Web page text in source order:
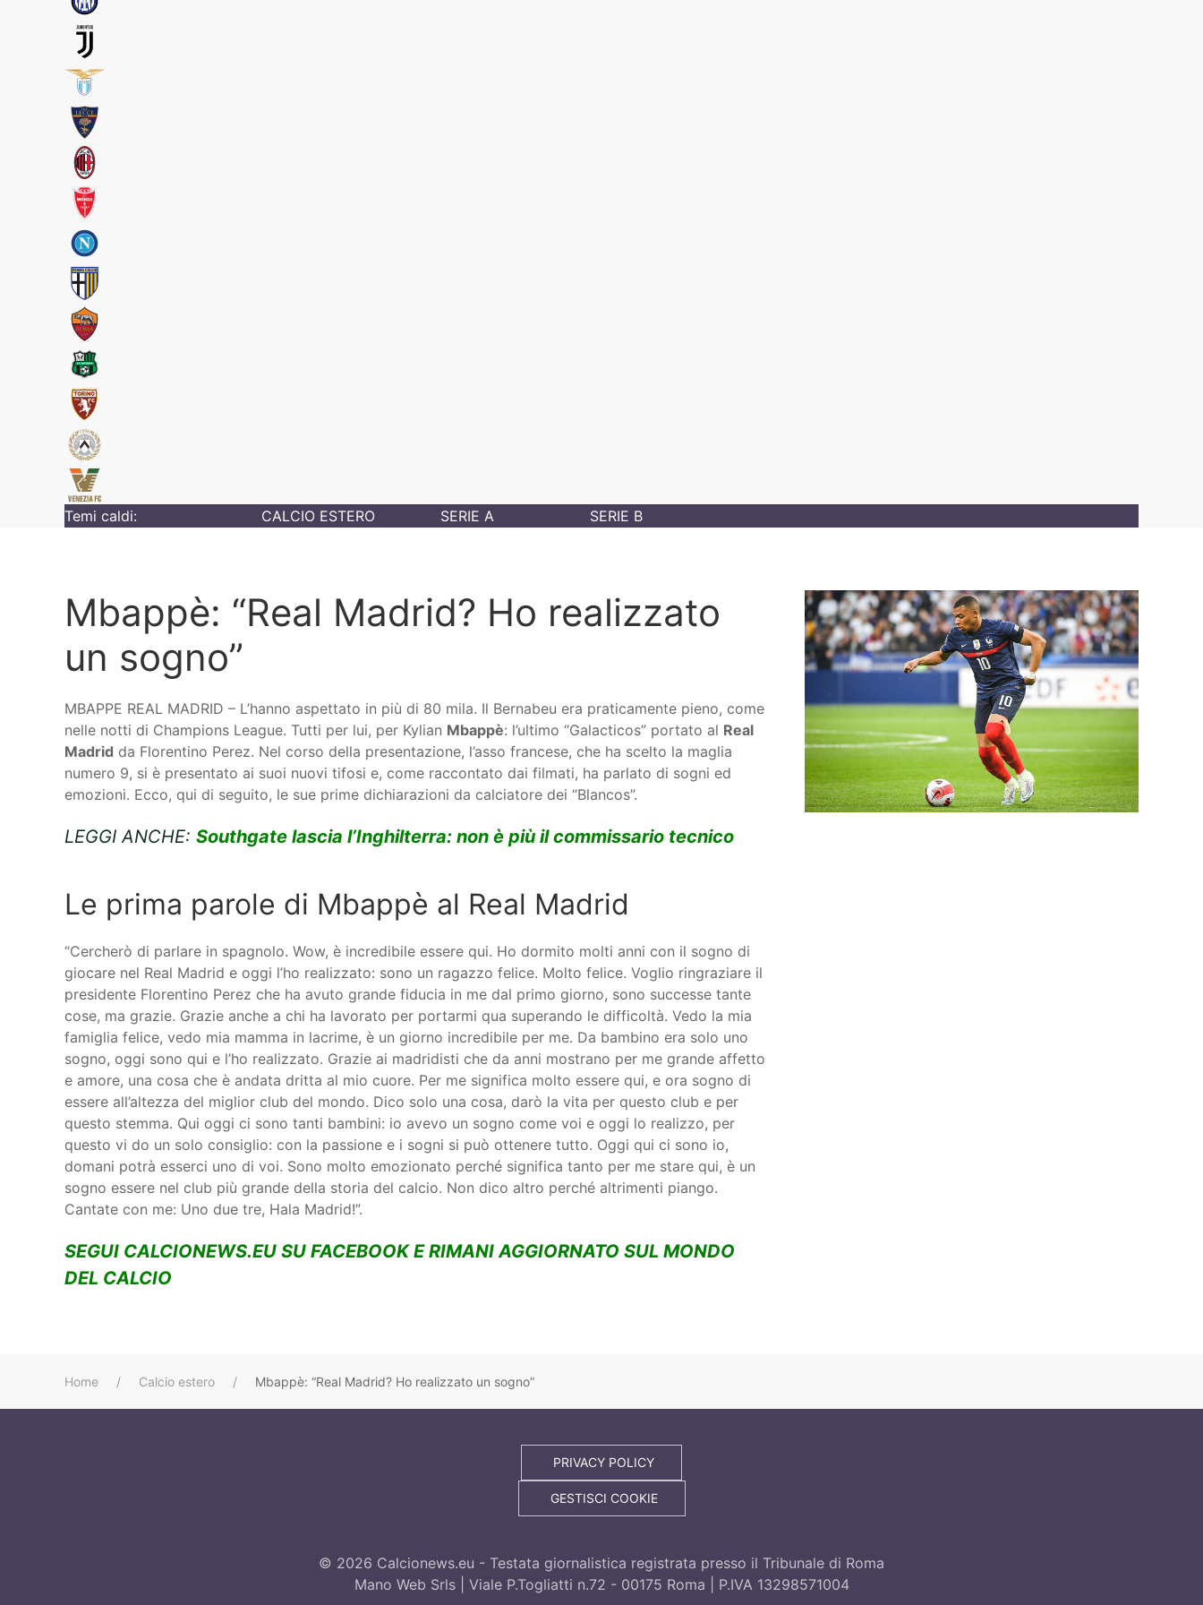
Temi caldi: CALCIO ESTERO SERIE A SERIE B
Mbappè: “Real Madrid? Ho realizzato
un sogno”
MBAPPE REAL MADRID – L’hanno aspettato in più di 80 mila. Il Bernabeu era praticamente pieno, come
nelle notti di Champions League. Tutti per lui, per Kylian Mbappè: l’ultimo “Galacticos” portato al Real
Madrid da Florentino Perez. Nel corso della presentazione, l’asso francese, che ha scelto la maglia
numero 9, si è presentato ai suoi nuovi tifosi e, come raccontato dai filmati, ha parlato di sogni ed
emozioni. Ecco, qui di seguito, le sue prime dichiarazioni da calciatore dei “Blancos”.
LEGGI ANCHE: Southgate lascia l’Inghilterra: non è più il commissario tecnico
Le prima parole di Mbappè al Real Madrid
“Cercherò di parlare in spagnolo. Wow, è incredibile essere qui. Ho dormito molti anni con il sogno di
giocare nel Real Madrid e oggi l’ho realizzato: sono un ragazzo felice. Molto felice. Voglio ringraziare il
presidente Florentino Perez che ha avuto grande fiducia in me dal primo giorno, sono successe tante
cose, ma grazie. Grazie anche a chi ha lavorato per portarmi qua superando le difficoltà. Vedo la mia
famiglia felice, vedo mia mamma in lacrime, è un giorno incredibile per me. Da bambino era solo uno
sogno, oggi sono qui e l’ho realizzato. Grazie ai madridisti che da anni mostrano per me grande affetto
e amore, una cosa che è andata dritta al mio cuore. Per me significa molto essere qui, e ora sogno di
essere all’altezza del miglior club del mondo. Dico solo una cosa, darò la vita per questo club e per
questo stemma. Qui oggi ci sono tanti bambini: io avevo un sogno come voi e oggi lo realizzo, per
questo vi do un solo consiglio: con la passione e i sogni si può ottenere tutto. Oggi qui ci sono io,
domani potrà esserci uno di voi. Sono molto emozionato perché significa tanto per me stare qui, è un
sogno essere nel club più grande della storia del calcio. Non dico altro perché altrimenti piango.
Cantate con me: Uno due tre, Hala Madrid!”.
SEGUI CALCIONEWS.EU SU FACEBOOK E RIMANI AGGIORNATO SUL MONDO
DEL CALCIO
Home Calcio estero Mbappè: “Real Madrid? Ho realizzato un sogno”
PRIVACY POLICY
GESTISCI COOKIE
© 2026 Calcionews.eu - Testata giornalistica registrata presso il Tribunale di Roma
Mano Web Srls | Viale P.Togliatti n.72 - 00175 Roma | P.IVA 13298571004